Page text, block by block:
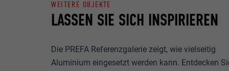
LASSEN SIE SICH INSPIRIEREN
WEITERE OBJEKTE
Die PREFA Referenzgalerie zeigt, wie vielseitig
Aluminium eingesetzt werden kann. Entdecken
Zweck
Laufzeit
MARKETING &
"Marketing &
verwendet, um
hinweg